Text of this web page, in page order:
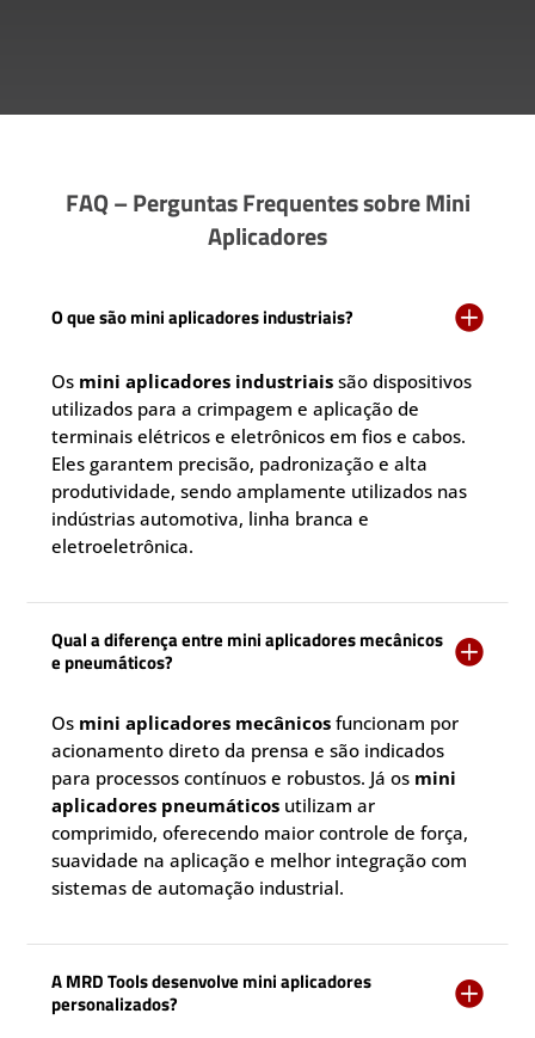
FAQ – Perguntas Frequentes sobre Mini
Aplicadores
O que são mini aplicadores industriais? 
Os mini aplicadores industriais são dispositivos
utilizados para a crimpagem e aplicação de
terminais elétricos e eletrônicos em fios e cabos.
Eles garantem precisão, padronização e alta
produtividade, sendo amplamente utilizados nas
indústrias automotiva, linha branca e
eletroeletrônica.
Qual a diferença entre mini aplicadores mecânicos
e pneumáticos?

Os mini aplicadores mecânicos funcionam por
acionamento direto da prensa e são indicados
para processos contínuos e robustos. Já os mini
aplicadores pneumáticos utilizam ar
comprimido, oferecendo maior controle de força,
suavidade na aplicação e melhor integração com
sistemas de automação industrial.
A MRD Tools desenvolve mini aplicadores
personalizados?
